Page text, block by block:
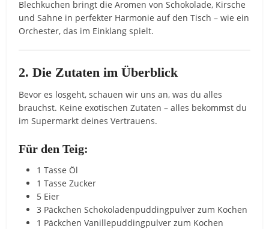
Blechkuchen bringt die Aromen von Schokolade, Kirsche
und Sahne in perfekter Harmonie auf den Tisch – wie ein
Orchester, das im Einklang spielt.
2. Die Zutaten im Überblick
Bevor es losgeht, schauen wir uns an, was du alles
brauchst. Keine exotischen Zutaten – alles bekommst du
im Supermarkt deines Vertrauens.
Für den Teig:
1 Tasse Öl
1 Tasse Zucker
5 Eier
3 Päckchen Schokoladenpuddingpulver zum Kochen
1 Päckchen Vanillepuddingpulver zum Kochen